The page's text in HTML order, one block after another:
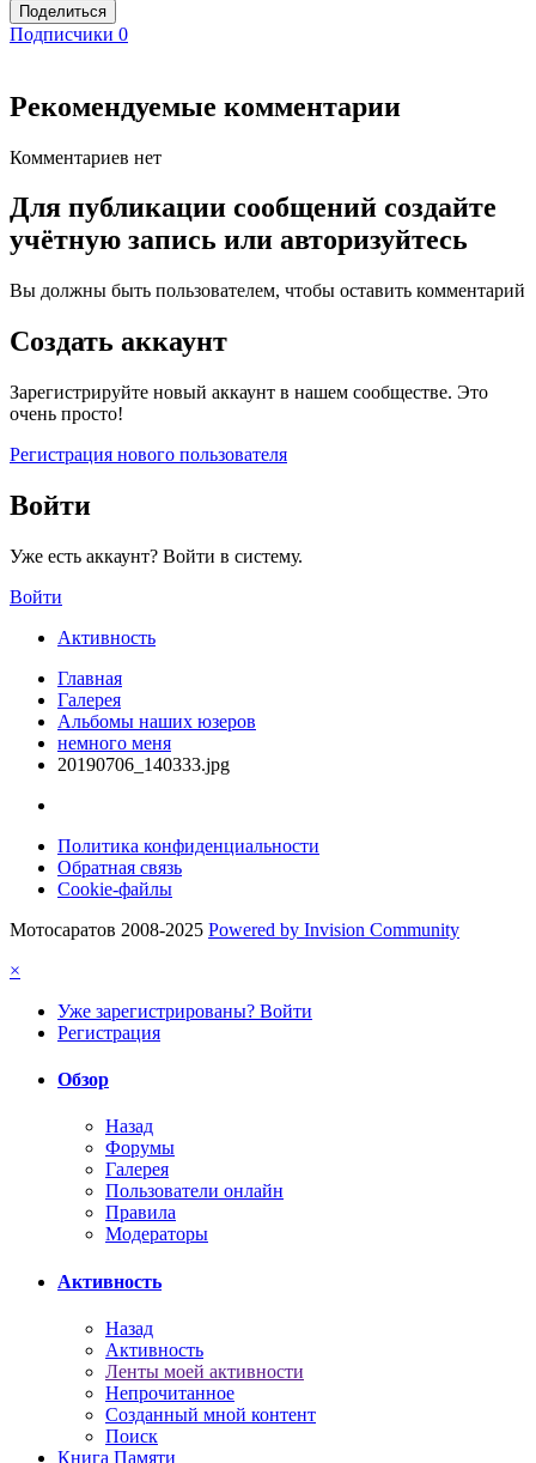
Поделиться
Подписчики 0
Рекомендуемые комментарии
Комментариев нет
Для публикации сообщений создайте
учётную запись или авторизуйтесь
Вы должны быть пользователем, чтобы оставить комментарий
Создать аккаунт
Зарегистрируйте новый аккаунт в нашем сообществе. Это
очень просто!
Регистрация нового пользователя
Войти
Уже есть аккаунт? Войти в систему.
Войти
Активность
Главная
Галерея
Альбомы наших юзеров
немного меня
20190706_140333.jpg
Политика конфиденциальности
Обратная связь
Cookie-файлы
Мотосаратов 2008-2025 Powered by Invision Community
×
Уже зарегистрированы? Войти
Регистрация
Обзор
Назад
Форумы
Галерея
Пользователи онлайн
Правила
Модераторы
Активность
Назад
Активность
Ленты моей активности
Непрочитанное
Созданный мной контент
Поиск
Книга Памяти